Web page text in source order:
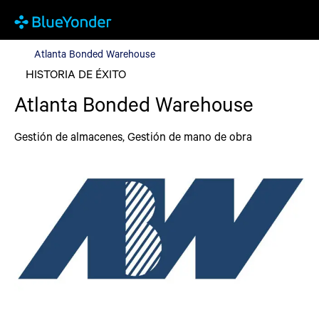
Atlanta Bonded Warehouse
Atlanta Bonded Warehouse
HISTORIA DE ÉXITO
Atlanta Bonded Warehouse
Gestión de almacenes, Gestión de mano de obra